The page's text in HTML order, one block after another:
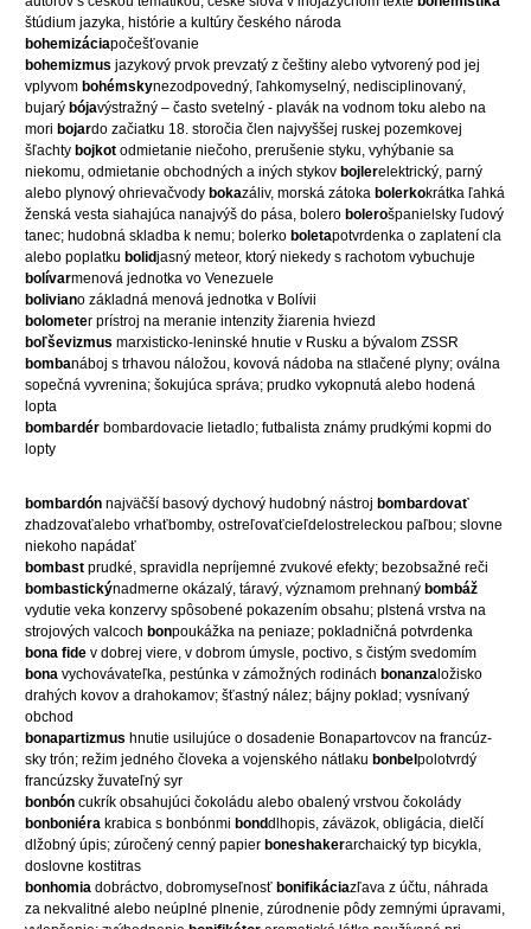
štúdium jazyka, histórie a kultúry českého národa
bohemizáciapočešťovanie
bohemizmus jazykový prvok prevzatý z češtiny alebo vytvorený pod jej
vplyvom bohémskynezodpovedný, ľahkomyselný, nedisciplinovaný,
bujarý bójavýstražný – často svetelný - plavák na vodnom toku alebo na
mori bojardo začiatku 18. storočia člen najvyššej ruskej pozemkovej
šľachty bojkot odmietanie niečoho, prerušenie styku, vyhýbanie sa
niekomu, odmietanie obchodných a iných stykov bojlerelektrický, parný
alebo plynový ohrievačvody bokazáliv, morská zátoka bolerkokrátka ľahká
ženská vesta siahajúca nanajvýš do pása, bolero bolerošpanielsky ľudový
tanec; hudobná skladba k nemu; bolerko boletapotvrdenka o zaplatení cla
alebo poplatku bolidjasný meteor, ktorý niekedy s rachotom vybuchuje
bolívarmenová jednotka vo Venezuele
boliviano základná menová jednotka v Bolívii
bolometer prístroj na meranie intenzity žiarenia hviezd
boľševizmus marxisticko-leninské hnutie v Rusku a bývalom ZSSR
bombanáboj s trhavou náložou, kovová nádoba na stlačené plyny; oválna
sopečná vyvrenina; šokujúca správa; prudko vykopnutá alebo hodená
lopta
bombardér bombardovacie lietadlo; futbalista známy prudkými kopmi do
lopty
bombardón najväčší basový dychový hudobný nástroj bombardovať
zhadzovaťalebo vrhaťbomby, ostreľovaťcieľdelostreleckou paľbou; slovne
niekoho napádať
bombast prudké, spravidla nepríjemné zvukové efekty; bezobsažné reči
bombastickýnadmerne okázalý, táravý, významom prehnaný bombáž
vydutie veka konzervy spôsobené pokazením obsahu; plstená vrstva na
strojových valcoch bonpoukážka na peniaze; pokladničná potvrdenka
bona fide v dobrej viere, v dobrom úmysle, poctivo, s čistým svedomím
bona vychovávateľka, pestúnka v zámožných rodinách bonanza ložisko
drahých kovov a drahokamov; šťastný nález; bájny poklad; vysnívaný
obchod
bonapartizmus hnutie usilujúce o dosadenie Bonapartovcov na francúz-
sky trón; režim jedného človeka a vojenského nátlaku bonbel polotvrdý
francúzsky žuvateľný syr
bonbón cukrík obsahujúci čokoládu alebo obalený vrstvou čokolády
bonboniéra krabica s bonbónmi bonddlhopis, záväzok, obligácia, dielčí
dlžobný úpis; zúročený cenný papier boneshakerarchaický typ bicykla,
doslovne kostitras
bonhomia dobráctvo, dobromyseľnosť bonifikáciazľava z účtu, náhrada
za nekvalitné alebo neúplné plnenie, zúrodnenie pôdy zemnými úpravami,